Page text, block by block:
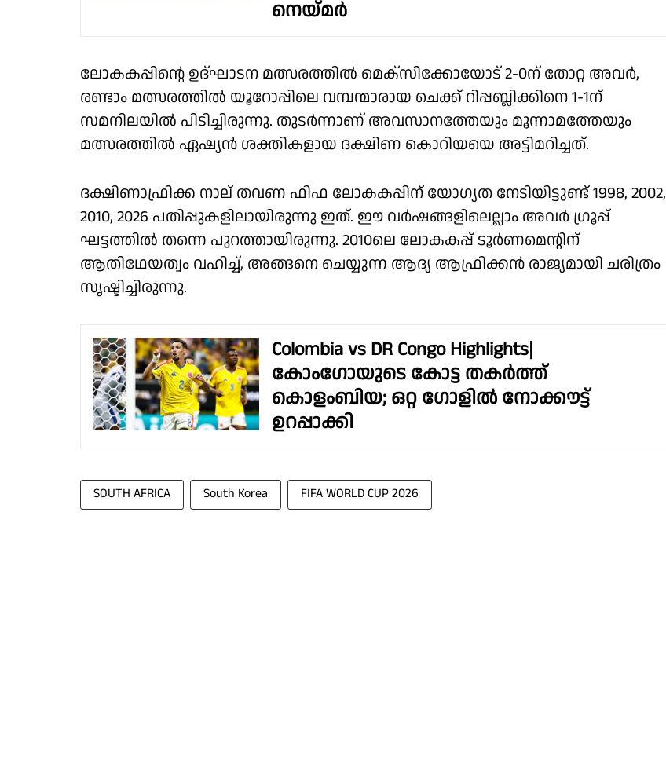
നെയ്മർ
ലോകകപ്പിൻ്റെ ഉദ്ഘാടന മത്സരത്തിൽ മെക്സിക്കോയോട് 2-0ന് തോറ്റ അവർ,
രണ്ടാം മത്സരത്തിൽ യൂറോപ്പിലെ വമ്പന്മാരായ ചെക്ക് റിപ്പബ്ലിക്കിനെ 1-1ന്
സമനിലയിൽ പിടിച്ചിരുന്നു. തുടർന്നാണ് അവസാനത്തേയും മൂന്നാമത്തേയും
മത്സരത്തിൽ ഏഷ്യൻ ശക്തികളായ ദക്ഷിണ കൊറിയയെ അട്ടിമറിച്ചത്.
ദക്ഷിണാഫ്രിക്ക നാല് തവണ ഫിഫ ലോകകപ്പിന് യോഗ്യത നേടിയിട്ടുണ്ട് 1998, 2002,
2010, 2026 പതിപ്പുകളിലായിരുന്നു ഇത്. ഈ വർഷങ്ങളിലെല്ലാം അവർ ഗ്രൂപ്പ്
ഘട്ടത്തിൽ തന്നെ പുറത്തായിരുന്നു. 2010ലെ ലോകകപ്പ് ടൂർണമെൻ്റിന്
ആതിഥേയത്വം വഹിച്ച്, അങ്ങനെ ചെയ്യുന്ന ആദ്യ ആഫ്രിക്കൻ രാജ്യമായി ചരിത്രം
സൃഷ്ടിച്ചിരുന്നു.
Colombia vs DR Congo Highlights|
കോംഗോയുടെ കോട്ട തകർത്ത്
കൊളംബിയ; ഒറ്റ ഗോളിൽ നോക്കൗട്ട്
ഉറപ്പാക്കി
SOUTH AFRICA South Korea FIFA WORLD CUP 2026